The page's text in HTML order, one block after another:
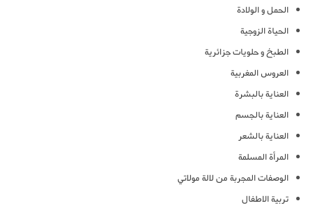
الحمل و الولادة
الحياة الزوجية
الطبخ و حلويات جزائرية
العروس المغربية
العناية بالبشرة
العناية بالجسم
العناية بالشعر
المرأة المسلمة
الوصفات المجربة من لالة مولاتي
تربية الاطفال